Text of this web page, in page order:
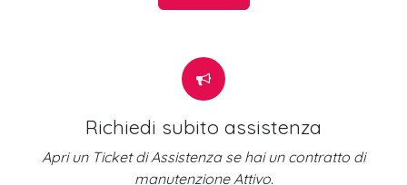
Richiedi subito assistenza
Apri un Ticket di Assistenza se hai un contratto di
manutenzione Attivo.